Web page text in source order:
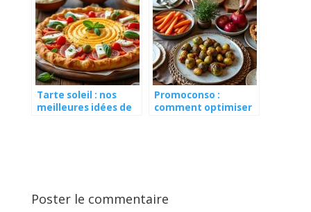
Tarte soleil : nos
meilleures idées de
Promoconso :
comment optimiser
Poster le commentaire